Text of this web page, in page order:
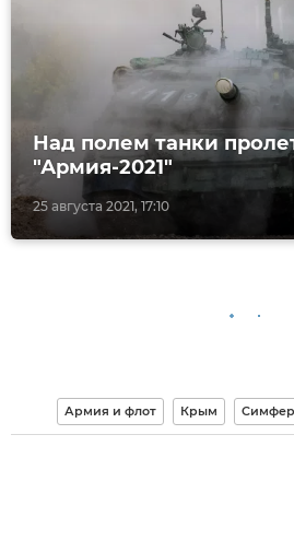
25 августа 2021, 17:10
Над полем танки
"Армия-2021"
Армия и флот Крым